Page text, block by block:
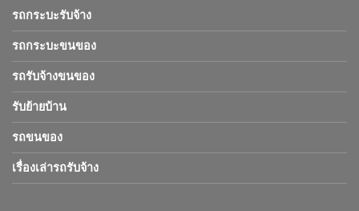
รถกระบะรับจ้าง
รถกระบะขนของ
รถรับจ้างขนของ
รับย้ายบ้าน
รถขนของ
เรื่องเล่ารถรับจ้าง